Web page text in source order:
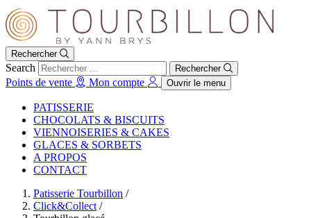
Rechercher
Search Rechercher
Points de vente Mon compte Ouvrir le menu
PATISSERIE
CHOCOLATS & BISCUITS
VIENNOISERIES & CAKES
GLACES & SORBETS
A PROPOS
CONTACT
Patisserie Tourbillon /
Click&Collect /